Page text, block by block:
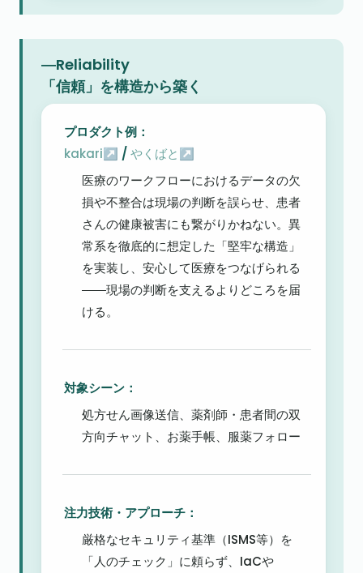
―Reliability
「信頼」を構造から築く
kakari↗ / やくばと↗
医療のワークフローにおけるデータの欠
損や不整合は現場の判断を誤らせ、患者
さんの健康被害にも繋がりかねない。異
常系を徹底的に想定した「堅牢な構造」
を実装し、安心して医療をつなげられる
――現場の判断を支えるよりどころを届
ける。
対象シーン：
処方せん画像送信、薬剤師・患者間の双
方向チャット、お薬手帳、服薬フォロー
注力技術・アプローチ：
厳格なセキュリティ基準（ISMS等）を
「人のチェック」に頼らず、IaCや